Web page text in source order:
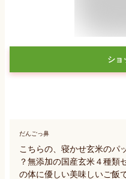
ショ
だんごっ鼻
こちらの、寝かせ玄米のパ
？無添加の国産玄米４種類
の体に優しい美味しいご飯で